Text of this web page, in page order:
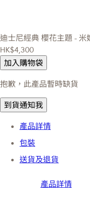
迪士尼經典 櫻花主題 - 米
HK$4,300
加入購物袋
抱歉，此產品暫時缺貨
到貨通知我
產品詳情
包裝
送貨及退貨
產品詳情